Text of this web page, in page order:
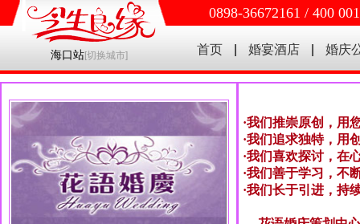
海口站[切换城市]
0898-36672161 / 400
首页 婚宴酒店 婚庆
·我们推崇原创，用
·我们追求独特，用
·我们喜欢探讨，在
·我们善于学习，不
·我们长于引进，持